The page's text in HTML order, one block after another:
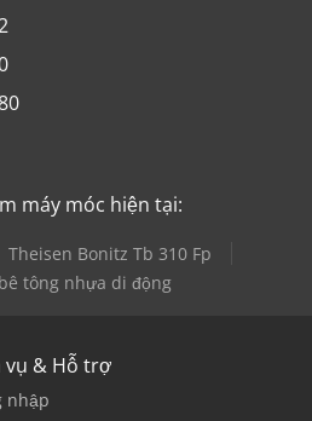
máy móc hiện tại:
Theisen Bonitz Tb 310 Fp
tông nhựa di động
vụ & Hỗ trợ
nhập